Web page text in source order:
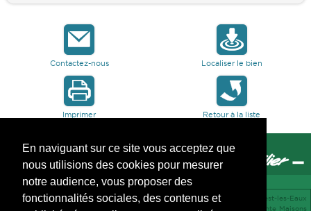
En naviguant sur ce site vous acceptez que
nous utilisions des cookies pour mesurer
notre audience, vous proposer des
fonctionnalités sociales, des contenus et
Contactez-nous Localiser le bien
Imprimer Retour à la liste
vente Appartements La Valette-du-Var 83160 -location Maisons Le Revest-les-Eaux
vente Maisons Bandol 83150 - vente Terrains Ollioules 83190 - vente Maisons